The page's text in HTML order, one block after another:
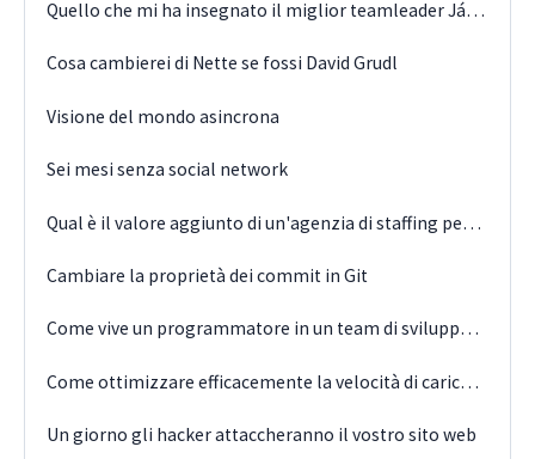
Quello che mi ha insegnato il miglior teamleader Ján Regeš
Cosa cambierei di Nette se fossi David Grudl
Visione del mondo asincrona
Sei mesi senza social network
Qual è il valore aggiunto di un'agenzia di staffing per l'azienda del cliente IT?
Cambiare la proprietà dei commit in Git
Come vive un programmatore in un team di sviluppo interno
Come ottimizzare efficacemente la velocità di caricamento delle pagine
Un giorno gli hacker attaccheranno il vostro sito web